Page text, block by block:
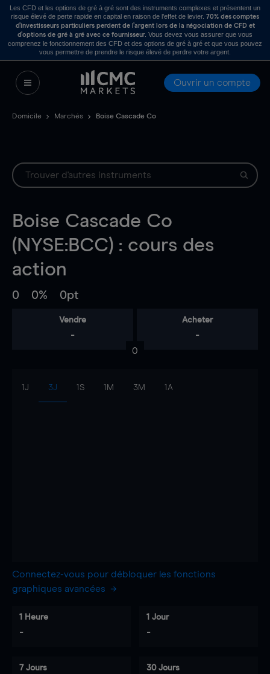
Les CFD et les options de gré à gré sont des instruments complexes et présentent un
risque élevé de perte rapide en capital en raison de l’effet de levier. 70% des comptes
d’investisseurs particuliers perdent de l’argent lors de la négociation de CFD et
d’options de gré à gré avec ce fournisseur . Vous devez vous assurer que vous
comprenez le fonctionnement des CFD et des options de gré à gré et que vous pouvez
vous permettre de prendre le risque élevé de perdre votre argent.
Ouvrir un compte
Domicile Marchés Boise Cascade Co
Boise Cascade Co
(NYSE:BCC) : cours des
action
0 0% 0pt
Vendre
-
Acheter
-
0
1J 3J 1S 1M 3M 1A
Connectez-vous pour débloquer les fonctions
graphiques avancées
1 Heure
-
1 Jour
-
7 Jours 30 Jours